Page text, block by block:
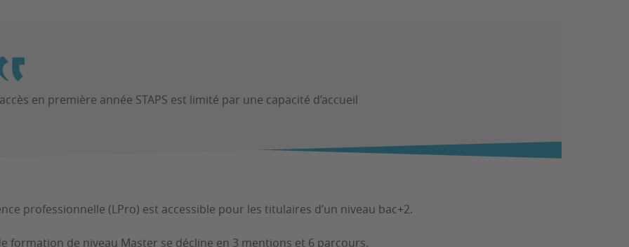
en première année STAPS est limité par une capacité d’accueil
professionnelle (LPro) est accessible pour les titulaires d’un niveau bac+2.
formation de niveau Master se décline en 3 mentions et 6 parcours.